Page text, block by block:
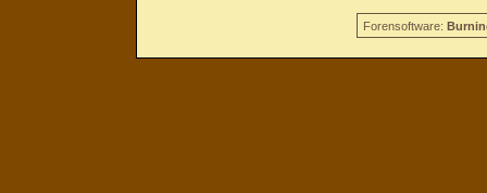
Forensoftware: